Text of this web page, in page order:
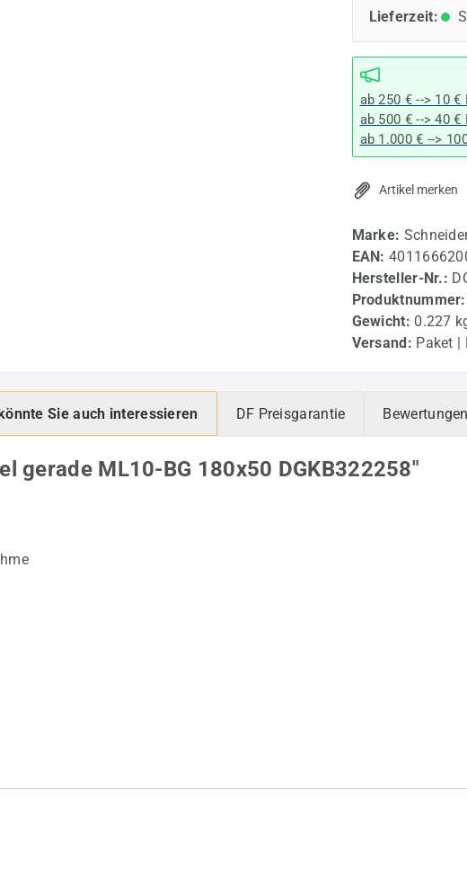
Lieferzeit:
ab 250 € --> 10
ab 500 € --> 40 €
ab 1.000 € -->
Artikel merken
Marke:
EAN:
Hersteller-Nr.:
Produktnummer:
Gewicht: 0.227
Versand: Paket |
Sie auch interessieren DF Preisgarantie Bewertungen
gerade ML10-BG 180x50 DGKB322258"